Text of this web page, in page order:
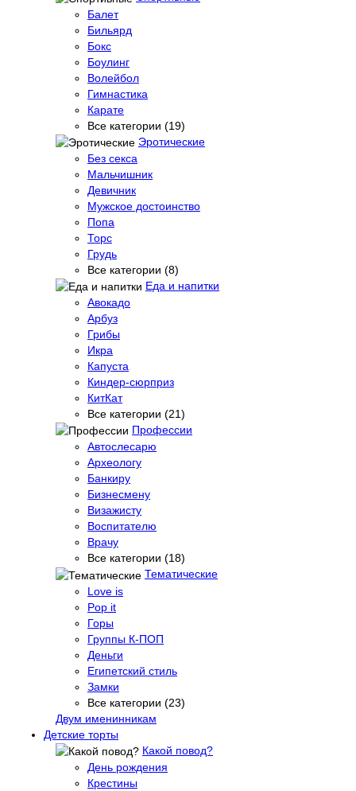
Балет
Бильярд
Бокс
Боулинг
Волейбол
Гимнастика
Карате
Все категории (19)
Эротические
Без секса
Мальчишник
Девичник
Мужское достоинство
Попа
Торс
Грудь
Все категории (8)
Еда и напитки
Авокадо
Арбуз
Грибы
Икра
Капуста
Киндер-сюрприз
КитКат
Все категории (21)
Профессии
Автослесарю
Археологу
Банкиру
Бизнесмену
Визажисту
Воспитателю
Врачу
Все категории (18)
Тематические
Love is
Pop it
Горы
Группы К-ПОП
Деньги
Египетский стиль
Замки
Все категории (23)
Двум именинникам
Детские торты
Какой повод?
День рождения
Крестины